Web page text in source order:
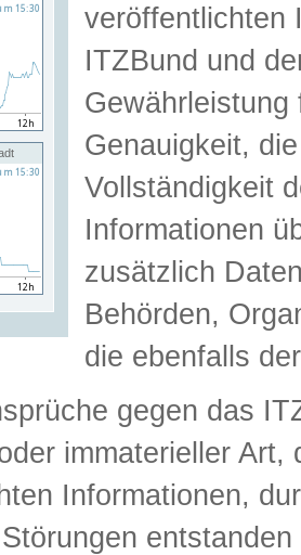
veröffentlichten
ITZBund und
Genauigkeit,
Vollständigkeit
Informationen
zusätzlich
Behörden,
die ebenfalls
gegen das
immaterieller
Informationen,